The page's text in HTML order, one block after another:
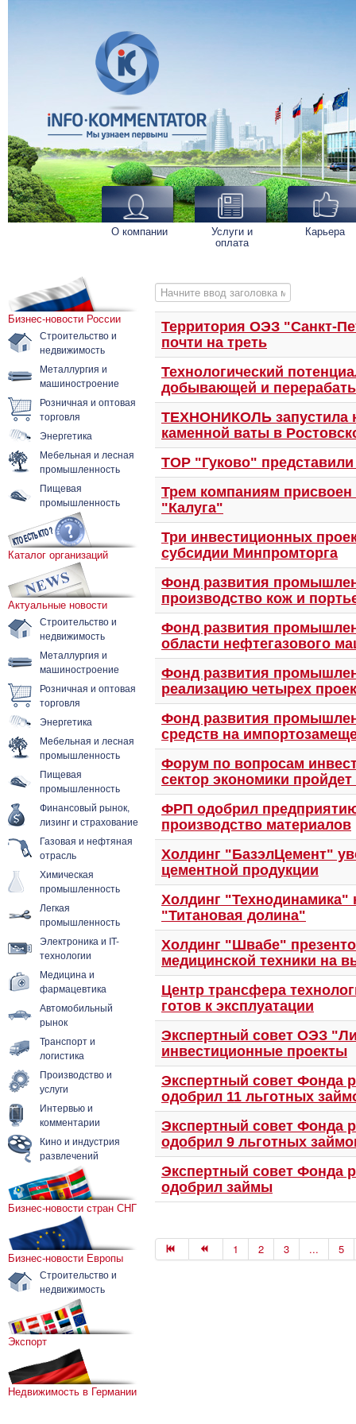
О компании Услуги и
оплата
Карьера
Бизнес-новости России
Строительство и
недвижимость
Металлургия и
машиностроение
Розничная и оптовая
торговля
Энергетика
Мебельная и лесная
промышленность
Пищевая
промышленность
Каталог организаций
Актуальные новости
Строительство и
недвижимость
Металлургия и
машиностроение
Розничная и оптовая
торговля
Энергетика
Мебельная и лесная
промышленность
Пищевая
промышленность
Финансовый рынок,
лизинг и страхование
Газовая и нефтяная
отрасль
Химическая
промышленность
Легкая
промышленность
Электроника и IT-
технологии
Медицина и
фармацевтика
Автомобильный
рынок
Транспорт и
логистика
Производство и
услуги
Интервью и
комментарии
Кино и индустрия
развлечений
Бизнес-новости стран СНГ
Бизнес-новости Европы
Строительство и
недвижимость
Экспорт
Недвижимость в Германии
Начните ввод заголовка метки
Территория ОЭЗ "Санкт-
почти на треть
Технологический
добывающей и
ТЕХНОНИКОЛЬ запустила
каменной ваты в
ТОР "Гуково"
Трем компаниям
"Калуга"
Три инвестиционных
субсидии Минпромторга
Фонд развития
производство кож и
Фонд развития
области нефтегазового
Фонд развития
реализацию четырех
Фонд развития
средств на
Форум по вопросам
сектор экономики
ФРП одобрил
производство материалов
Холдинг "БазэлЦемент"
цементной продукции
Холдинг "Технодинамика"
"Титановая долина"
Холдинг "Швабе"
медицинской техники на
Центр трансфера
готов к эксплуатации
Экспертный совет ОЭЗ
инвестиционные проекты
Экспертный совет Фонда
одобрил 11 льготных
Экспертный совет Фонда
одобрил 9 льготных
Экспертный совет Фонда
одобрил займы
1 2 3 ... 5